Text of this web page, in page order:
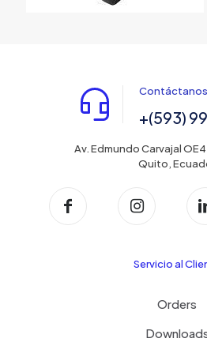
+(593)
Av. Edmundo Carvajal
Quito,
Servicio al
Orders